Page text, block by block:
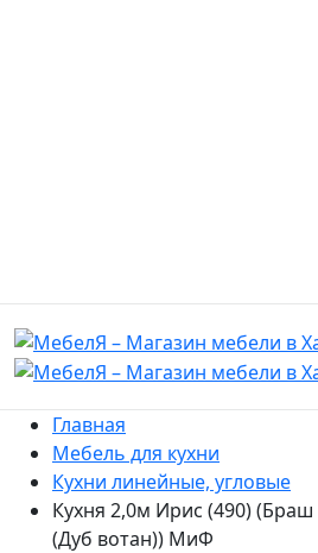
Главная
Мебель для кухни
Кухни линейные, угловые
Кухня 2,0м Ирис (490)
(Дуб вотан)) МиФ